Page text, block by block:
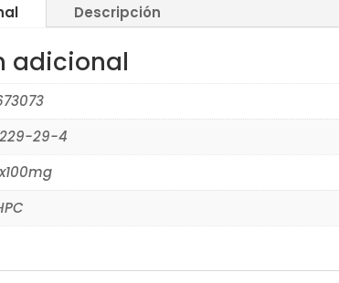
Descripción
adicional
29-4